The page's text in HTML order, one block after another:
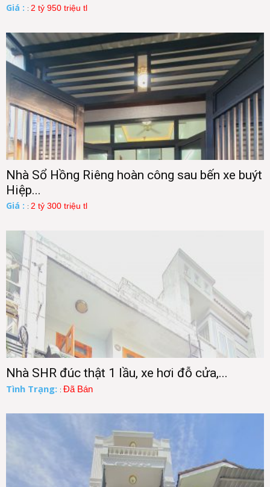
Giá : : 2 tỷ 950 triệu tl
Nhà Sổ Hồng Riêng hoàn công sau bến xe buýt
Hiệp...
Giá : : 2 tỷ 300 triệu tl
Nhà SHR đúc thật 1 lầu, xe hơi đỗ cửa,...
Tình Trạng: : Đã Bán